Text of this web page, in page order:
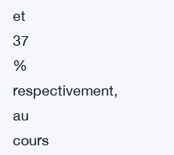
et
37
%
respectivement,
au
cours